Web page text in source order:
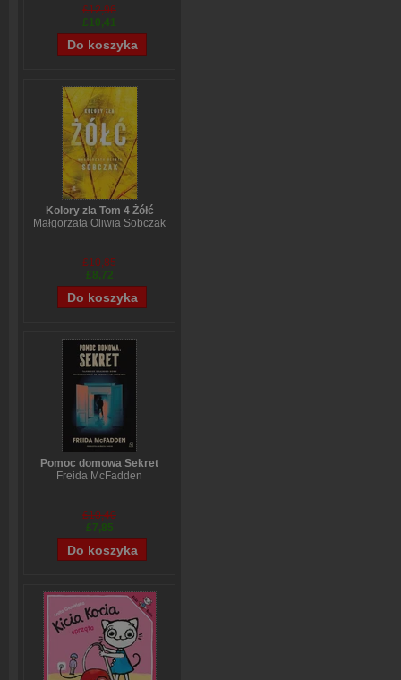
£12,96
£10,41
Kolory zła Tom 4 Żółć
Małgorzata Oliwia Sobczak
£10,85
£8,72
Pomoc domowa Sekret
Freida McFadden
£10,40
£7,85